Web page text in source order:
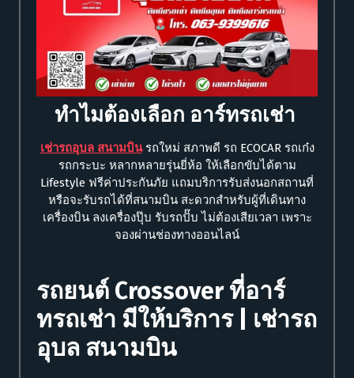
ทำไมต้องเลือก อาร์ทรถเช่า
เช่ารถอุบล สนามบิน รถใหม่ สภาพดี รถ ECOCAR รถเก๋ง
รถกระบะ หลากหลายรุ่นยี่ห้อ ให้เลือกขับได้ตาม
Lifestyle ฟรีค่าประกันภัย แถมบริการรับส่งนอกสถานที่
หรือจะรับรถได้ที่สนามบิน สะดวกสำหรับผู้ที่เดินทาง
เครื่องบิน ลงเครื่องปุ๊บ รับรถปั๊บ ไม่ต้องเสียเวลา เพราะ
จองผ่านช่องทางออนไลน์
รถยนต์ Crossover ที่อาร์
ทรถเช่า มีให้บริการ | เช่ารถ
อุบล สนามบิน